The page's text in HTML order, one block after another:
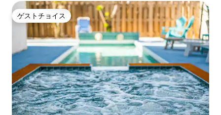
ゲストチョイス
ゲストチョイス